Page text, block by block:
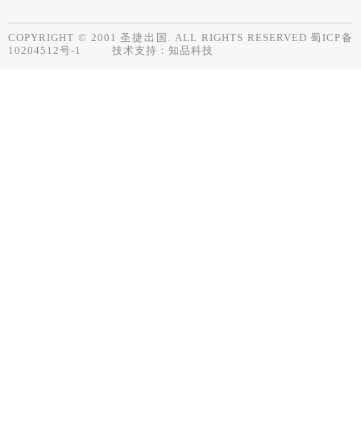
COPYRIGHT © 2001 圣捷出国. ALL RIGHTS RESERVED蜀ICP备
10204512号-1
技术支持： 知品科技